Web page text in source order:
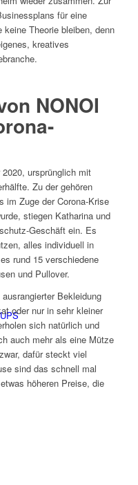
für eine
Theorie bleiben, denn
kreatives
NONOI
ursprünglich mit
Zu der gehören
im Zuge der Corona-Krise
stiegen Katharina und
Geschäft ein. Es
alles individuell in
rund 15 verschiedene
und Pullover.
Bekleidung
oder nur in sehr kleiner
sich natürlich und
auch mehr als eine Mütze
dafür steckt viel
sind das schnell mal
höheren Preise, die